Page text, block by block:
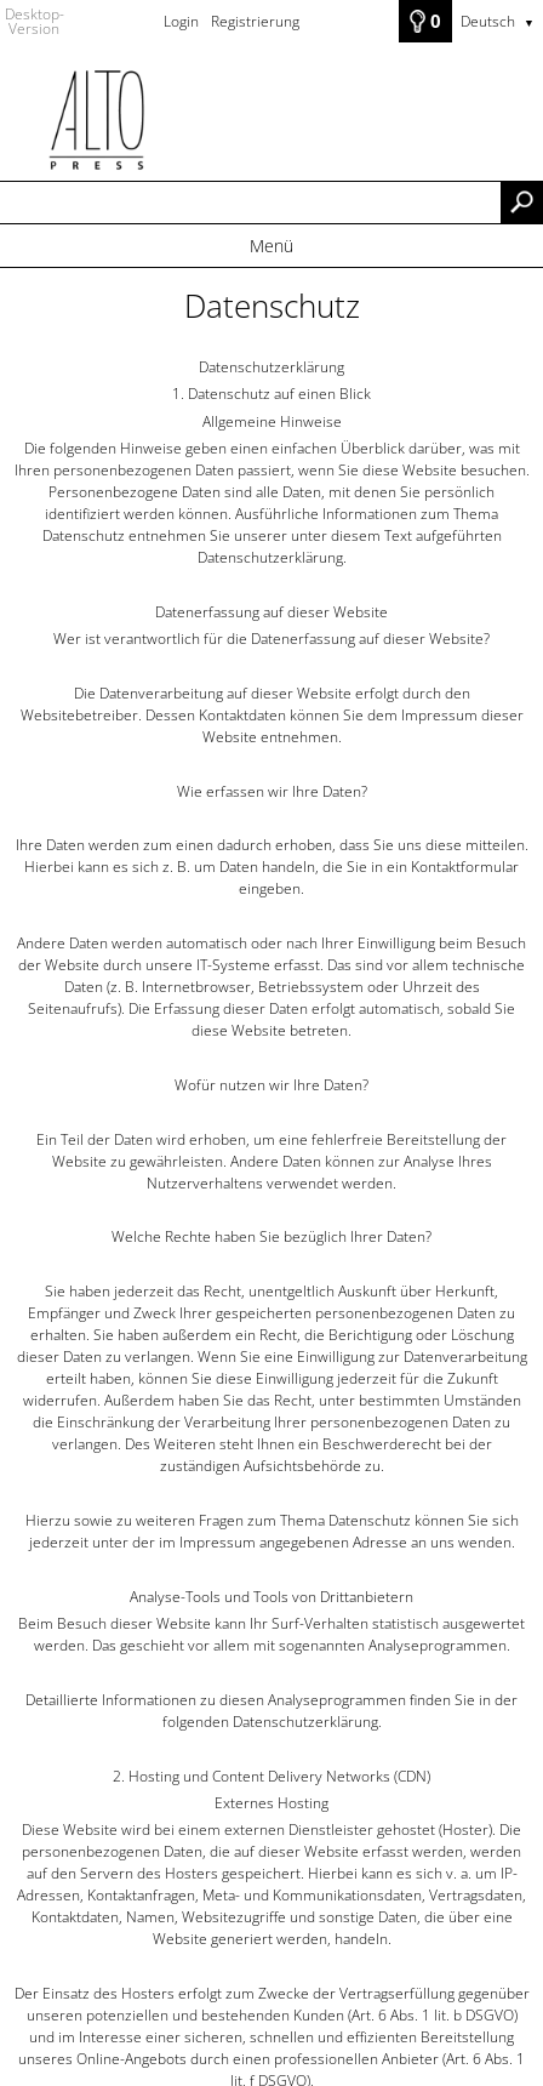
Desktop-
Version Login Registrierung 0 Deutsch ▼
Menü
Datenschutz
Datenschutz­erklärung
1. Datenschutz auf einen Blick
Allgemeine Hinweise
Die folgenden Hinweise geben einen einfachen Überblick darüber, was mit
Ihren personenbezogenen Daten passiert, wenn Sie diese Website besuchen.
Personenbezogene Daten sind alle Daten, mit denen Sie persönlich
identifiziert werden können. Ausführliche Informationen zum Thema
Datenschutz entnehmen Sie unserer unter diesem Text aufgeführten
Datenschutzerklärung.
Datenerfassung auf dieser Website
Wer ist verantwortlich für die Datenerfassung auf dieser Website?
Die Datenverarbeitung auf dieser Website erfolgt durch den
Websitebetreiber. Dessen Kontaktdaten können Sie dem Impressum dieser
Website entnehmen.
Wie erfassen wir Ihre Daten?
Ihre Daten werden zum einen dadurch erhoben, dass Sie uns diese mitteilen.
Hierbei kann es sich z. B. um Daten handeln, die Sie in ein Kontaktformular
eingeben.
Andere Daten werden automatisch oder nach Ihrer Einwilligung beim Besuch
der Website durch unsere IT-Systeme erfasst. Das sind vor allem technische
Daten (z. B. Internetbrowser, Betriebssystem oder Uhrzeit des
Seitenaufrufs). Die Erfassung dieser Daten erfolgt automatisch, sobald Sie
diese Website betreten.
Wofür nutzen wir Ihre Daten?
Ein Teil der Daten wird erhoben, um eine fehlerfreie Bereitstellung der
Website zu gewährleisten. Andere Daten können zur Analyse Ihres
Nutzerverhaltens verwendet werden.
Welche Rechte haben Sie bezüglich Ihrer Daten?
Sie haben jederzeit das Recht, unentgeltlich Auskunft über Herkunft,
Empfänger und Zweck Ihrer gespeicherten personenbezogenen Daten zu
erhalten. Sie haben außerdem ein Recht, die Berichtigung oder Löschung
dieser Daten zu verlangen. Wenn Sie eine Einwilligung zur Datenverarbeitung
erteilt haben, können Sie diese Einwilligung jederzeit für die Zukunft
widerrufen. Außerdem haben Sie das Recht, unter bestimmten Umständen
die Einschränkung der Verarbeitung Ihrer personenbezogenen Daten zu
verlangen. Des Weiteren steht Ihnen ein Beschwerderecht bei der
zuständigen Aufsichtsbehörde zu.
Hierzu sowie zu weiteren Fragen zum Thema Datenschutz können Sie sich
jederzeit unter der im Impressum angegebenen Adresse an uns wenden.
Analyse-Tools und Tools von Dritt­anbietern
Beim Besuch dieser Website kann Ihr Surf-Verhalten statistisch ausgewertet
werden. Das geschieht vor allem mit sogenannten Analyseprogrammen.
Detaillierte Informationen zu diesen Analyseprogrammen finden Sie in der
folgenden Datenschutzerklärung.
2. Hosting und Content Delivery Networks (CDN)
Externes Hosting
Diese Website wird bei einem externen Dienstleister gehostet (Hoster). Die
personenbezogenen Daten, die auf dieser Website erfasst werden, werden
auf den Servern des Hosters gespeichert. Hierbei kann es sich v. a. um IP-
Adressen, Kontaktanfragen, Meta- und Kommunikationsdaten, Vertragsdaten,
Kontaktdaten, Namen, Websitezugriffe und sonstige Daten, die über eine
Website generiert werden, handeln.
Der Einsatz des Hosters erfolgt zum Zwecke der Vertragserfüllung gegenüber
unseren potenziellen und bestehenden Kunden (Art. 6 Abs. 1 lit. b DSGVO)
und im Interesse einer sicheren, schnellen und effizienten Bereitstellung
unseres Online-Angebots durch einen professionellen Anbieter (Art. 6 Abs. 1
lit. f DSGVO).